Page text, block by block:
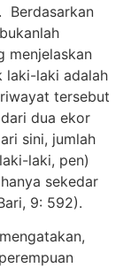
Berdasarkan
menjelaskan
laki-laki adalah
tersebut
dua ekor
sini, jumlah
laki, pen)
sekedar
9: 592).